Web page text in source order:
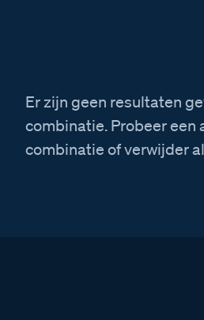
Er zijn geen resultaten
combinatie. Probeer een
combinatie of verwijder